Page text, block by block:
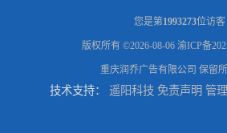
您是第1993273位访客
版权所有 ©2026-08-06 渝ICP备
重庆润乔广告有限公司 保留
技术支持： 遥阳科技 免责声明 管